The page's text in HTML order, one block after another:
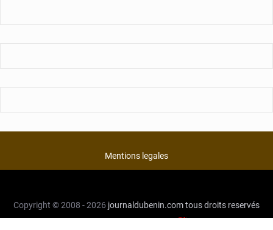
Mentions legales
Copyright © 2008 - 2026 journaldubenin.comtous droits reservés